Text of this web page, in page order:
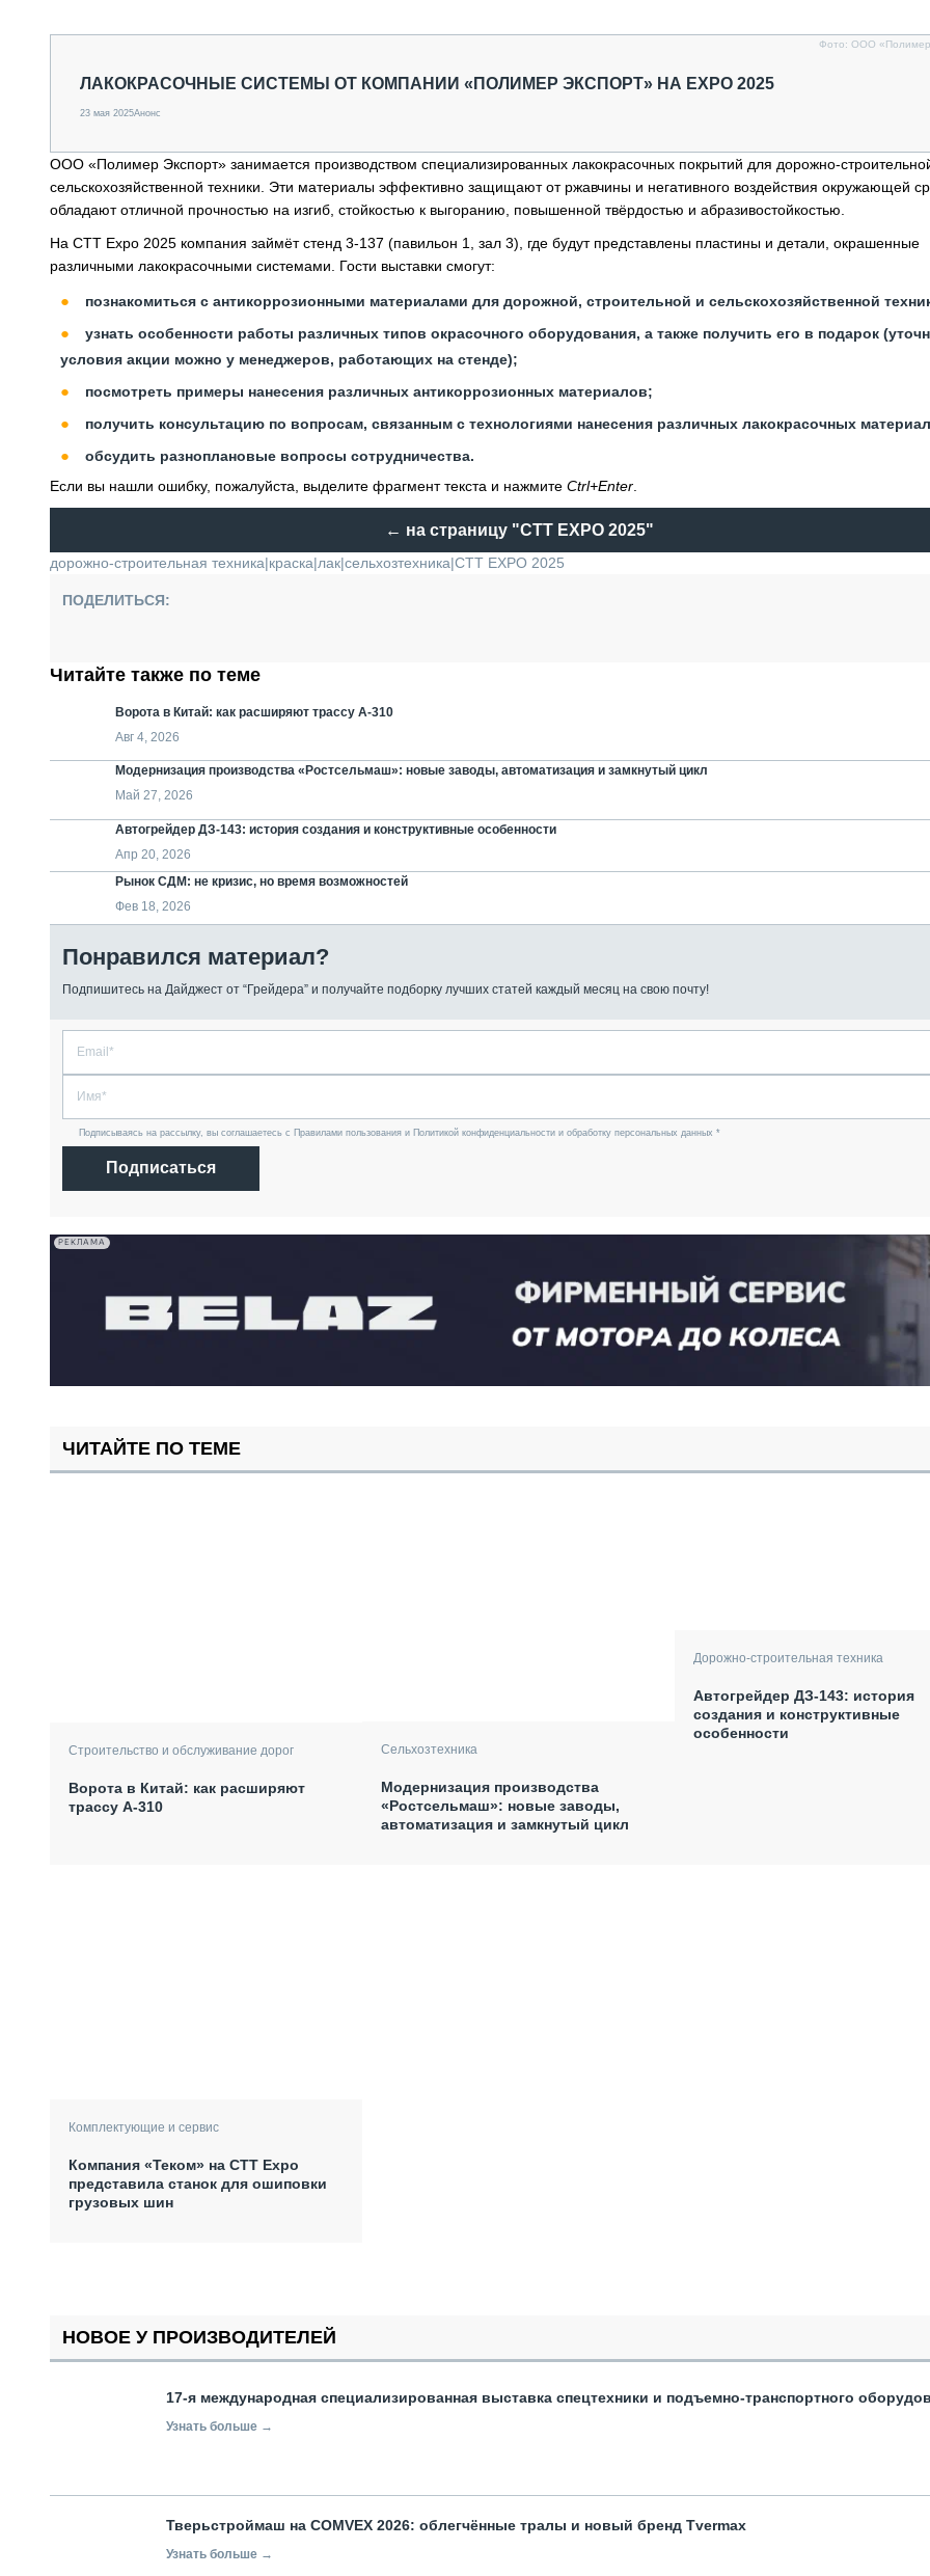
Фото: ООО «Полимер
ЛАКОКРАСОЧНЫЕ СИСТЕМЫ ОТ КОМПАНИИ «ПОЛИМЕР ЭКСПОРТ» НА EXPO 2025
23 мая 2025Анонс
ООО «Полимер Экспорт» занимается производством специализированных лакокрасочных покрытий для дорожно-
сельскохозяйственной техники. Эти материалы эффективно защищают от ржавчины и негативного воздействия окружающей
обладают отличной прочностью на изгиб, стойкостью к выгоранию, повышенной твёрдостью и абразивостойкостью.
На СТТ Expo 2025 компания займёт стенд 3-137 (павильон 1, зал 3), где будут представлены пластины и детали, окрашенные
различными лакокрасочными системами. Гости выставки смогут:
познакомиться с антикоррозионными материалами для дорожной, строительной и сельскохозяйственной
узнать особенности работы различных типов окрасочного оборудования, а также получить его в подарок
условия акции можно у менеджеров, работающих на стенде);
посмотреть примеры нанесения различных антикоррозионных материалов;
получить консультацию по вопросам, связанным с технологиями нанесения различных лакокрасочных
обсудить разноплановые вопросы сотрудничества.
Если вы нашли ошибку, пожалуйста, выделите фрагмент текста и нажмите Ctrl+Enter
← на страницу "CTT EXPO 2025"
дорожно-строительная техника|краска|лак|сельхозтехника|СТТ EXPO 2025
ПОДЕЛИТЬСЯ:
Читайте также по теме
Ворота в Китай: как расширяют трассу А-310
Авг 4, 2026
Модернизация производства «Ростсельмаш»: новые заводы, автоматизация и замкнутый цикл
Май 27, 2026
Автогрейдер ДЗ-143: история создания и конструктивные особенности
Апр 20, 2026
Рынок СДМ: не кризис, но время возможностей
Фев 18, 2026
Понравился материал?
Подпишитесь на Дайджест от “Грейдера” и получайте подборку лучших статей каждый месяц на свою почту!
Подписываясь на рассылку, вы соглашаетесь с Правилами пользования и Политикой конфиденциальности и обработку персональных данных *
Подписаться
РЕКЛАМА
ЧИТАЙТЕ ПО ТЕМЕ
Строительство и обслуживание дорог
Ворота в Китай: как расширяют
трассу А-310
Сельхозтехника
Модернизация производства
«Ростсельмаш»: новые заводы,
автоматизация и замкнутый цикл
Дорожно-строительная техника
Автогрейдер ДЗ-143: история
создания и конструктивные
особенности
Комплектующие и сервис
Компания «Теком» на СТТ Expo
представила станок для ошиповки
грузовых шин
НОВОЕ У ПРОИЗВОДИТЕЛЕЙ
17-я международная специализированная выставка спецтехники и подъемно-транспортного
Узнать больше →
Тверьстроймаш на COMVEX 2026: облегчённые тралы и новый бренд Tvermax
Узнать больше →